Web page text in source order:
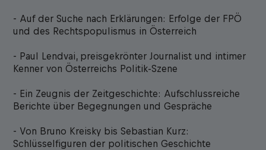
- Auf der Suche nach Erklärungen: Erfolge der FPÖ
und des Rechtspopulismus in Österreich
- Paul Lendvai, preisgekrönter Journalist und intimer
Kenner von Österreichs Politik-Szene
- Ein Zeugnis der Zeitgeschichte: Aufschlussreiche
Berichte über Begegnungen und Gespräche
- Von Bruno Kreisky bis Sebastian Kurz:
Schlüsselfiguren der politischen Geschichte